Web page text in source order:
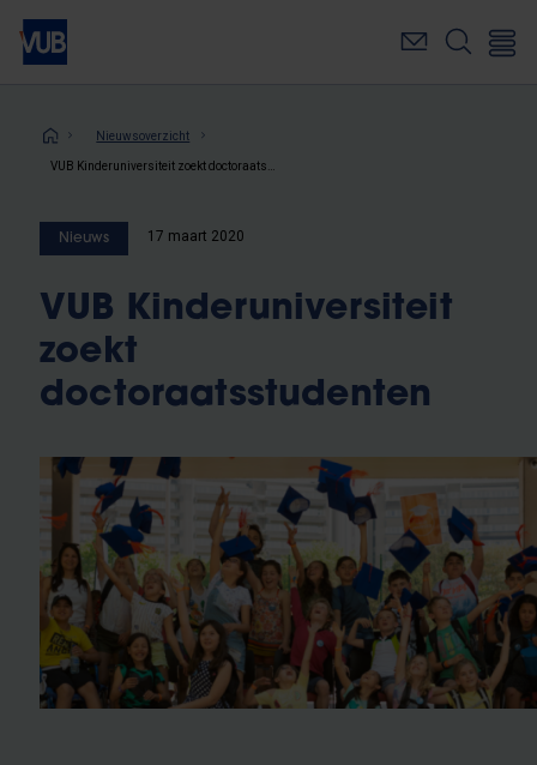
Overslaan
naar
inhoudKruimelpad
Nieuwsoverzicht
Nieuws 17 maart 2020
VUB Kinderuniversiteit
zoekt
doctoraatsstudenten